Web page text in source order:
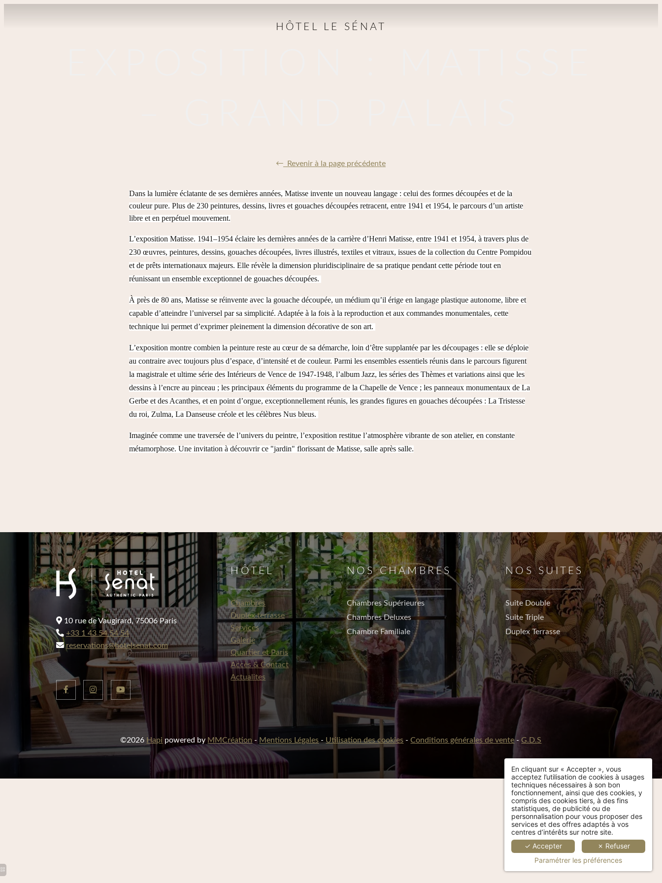
HÔTEL LE SÉNAT
Revenir à la page précédente
Dans la lumière éclatante de ses dernières années, Matisse invente un nouveau langage : celui des formes découpées et de la
couleur pure. Plus de 230 peintures, dessins, livres et gouaches découpées retracent, entre 1941 et 1954, le parcours d’un artiste
libre et en perpétuel mouvement.
L’exposition Matisse. 1941–1954 éclaire les dernières années de la carrière d’Henri Matisse, entre 1941 et 1954, à travers plus de
230 œuvres, peintures, dessins, gouaches découpées, livres illustrés, textiles et vitraux, issues de la collection du Centre Pompidou
et de prêts internationaux majeurs. Elle révèle la dimension pluridisciplinaire de sa pratique pendant cette période tout en
réunissant un ensemble exceptionnel de gouaches découpées.
À près de 80 ans, Matisse se réinvente avec la gouache découpée, un médium qu’il érige en langage plastique autonome, libre et
capable d’atteindre l’universel par sa simplicité. Adaptée à la fois à la reproduction et aux commandes monumentales, cette
technique lui permet d’exprimer pleinement la dimension décorative de son art.
L’exposition montre combien la peinture reste au cœur de sa démarche, loin d’être supplantée par les découpages : elle se déploie
au contraire avec toujours plus d’espace, d’intensité et de couleur. Parmi les ensembles essentiels réunis dans le parcours figurent
la magistrale et ultime série des Intérieurs de Vence de 1947-1948, l’album Jazz, les séries des Thèmes et variations ainsi que les
dessins à l’encre au pinceau ; les principaux éléments du programme de la Chapelle de Vence ; les panneaux monumentaux de La
Gerbe et des Acanthes, et en point d’orgue, exceptionnellement réunis, les grandes figures en gouaches découpées : La Tristesse
du roi, Zulma, La Danseuse créole et les célèbres Nus bleus.
Imaginée comme une traversée de l’univers du peintre, l’exposition restitue l’atmosphère vibrante de son atelier, en constante
métamorphose. Une invitation à découvrir ce "jardin" florissant de Matisse, salle après salle.
10 rue de Vaugirard, 75006 Paris
+33 1 43 54 54 54
reservations@hotelsenat.com
HÔTEL
Chambres
Duplex terrasse
Services
Galerie
Quartier et Paris
Accès & Contact
Actualites
NOS CHAMBRES
Chambres Supérieures
Chambres Deluxes
Chambre Familiale
NOS SUITES
Suite Double
Suite Triple
Duplex Terrasse
©2026 Hapi powered by MMCréation - Mentions Légales - Utilisation des cookies -Conditions générales de vente-G.D.S
En cliquant sur « Accepter », vous
acceptez l’utilisation de cookies à usages
techniques nécessaires à son bon
fonctionnement, ainsi que des cookies, y
compris des cookies tiers, à des fins
statistiques, de publicité ou de
personnalisation pour vous proposer des
services et des offres adaptés à vos
centres d’intérêts sur notre site.
✓ Accepter
✗ Refuser
Paramétrer les préférences